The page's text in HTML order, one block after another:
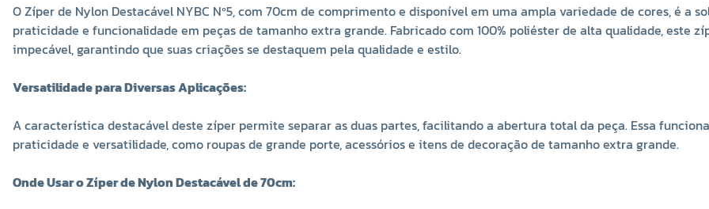
O Zíper de Nylon Destacável NYBC Nº5, com 70cm de comprimento e disponível em uma ampla variedade de cores, é a
praticidade e funcionalidade em peças de tamanho extra grande. Fabricado com 100% poliéster de alta qualidade, este
impecável, garantindo que suas criações se destaquem pela qualidade e estilo.
Versatilidade para Diversas Aplicações:
A característica destacável deste zíper permite separar as duas partes, facilitando a abertura total da peça. Essa
praticidade e versatilidade, como roupas de grande porte, acessórios e itens de decoração de tamanho extra grande.
Onde Usar o Zíper de Nylon Destacável de 70cm: